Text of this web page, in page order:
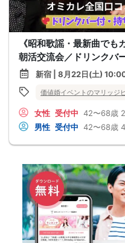
《昭和歌謡・最新曲で
朝活交流会／ドリンクバ
新宿 | 8月22日(土)
価値婚イベントのマリッジ
女性 受付中 42〜68歳
男性 受付中 42〜68歳